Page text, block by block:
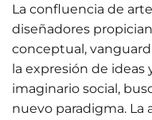
La confluencia de
diseñadores
conceptual,
la expresión de
imaginario social,
nuevo paradigma. La